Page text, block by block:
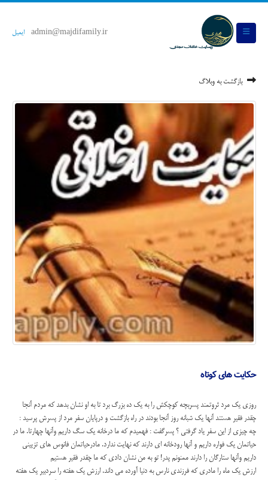
admin@majdifamily.ir ایمیل
بازگشت به وبلاگ
حکایت های کوتاه
روزی یک مرد ثروتمند پسربچه کوچکش را به یک ده بزرگ برد تا به او نشان بدهد که مردم آنجا
چقدر فقیر هستند آنها یک شبانه روز آنجا بودند در راه بازگشت و درپایان سفر مرد از پسرش پرسید :
چه چیزی از این سفر یاد گرفتی ؟ پسرگفت : فهمیدم که ما درخانه یک سگ داریم وآنها چهارتا. ما در
حیاتمان یک فواره داریم و آنها رودخانه ای دارند که نهایت ندارد. مادرحیاتمان فانوس های تزیینی
داریم وآنها ستارگان را دارند ممنونم پدر! تو به من نشان دادی که ما چقدر فقیر هستیم
ارزش يک ماه را مادري که فرزندي نارس به دنيا آورده مي داند. ارزش يک هفته را سردبير يک هفته